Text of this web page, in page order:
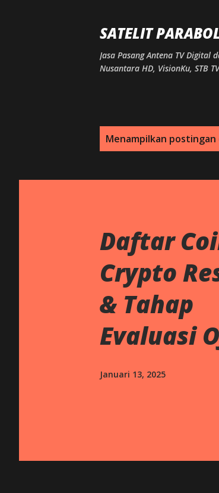
SATELIT
Jasa Pasang Antena TV Digital
Nusantara HD, VisionKu, STB
s
Menampilkan postingan
Daftar
Crypto
& Tahap
Evaluasi
Januari 13, 2025